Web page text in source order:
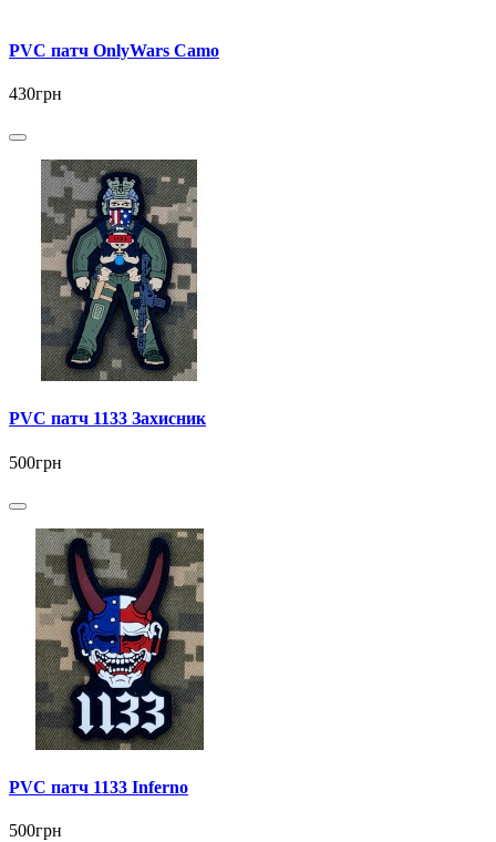
PVC патч OnlyWars Camo
430грн
PVC патч 1133 Захисник
500грн
PVC патч 1133 Inferno
500грн